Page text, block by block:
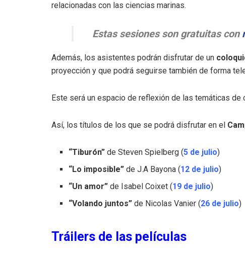
relacionadas con las ciencias marinas.
Estas sesiones son gratuitas con
Además, los asistentes podrán disfrutar de un
proyección y que podrá seguirse también de forma
Este será un espacio de reflexión de las temáticas
Así, los títulos de los que se podrá disfrutar en el
“Tiburón” de Steven Spielberg (5 de julio)
“Lo imposible” de J.A Bayona (12 de julio)
“Un amor” de Isabel Coixet (19 de julio)
“Volando juntos” de Nicolas Vanier (26 de julio)
Tráilers de las películas